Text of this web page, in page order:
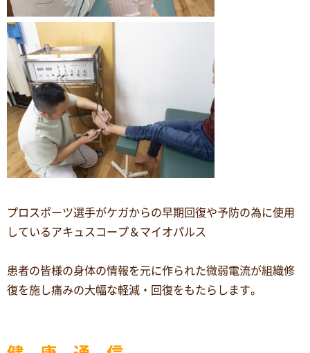
プロスポーツ選手がケガからの早期回復や予防の為に使用
しているアキュスコープ＆マイオパルス
患者の皆様の身体の情報を元に作られた微弱電流が組織修
復を施し痛みの大幅な軽減・回復をもたらします。